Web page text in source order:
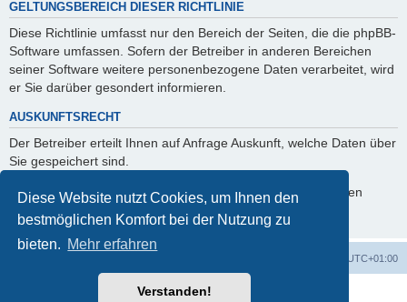
Diese Website nutzt Cookies, um Ihnen den
bestmöglichen Komfort bei der Nutzung zu
bieten. Mehr erfahren
Verstanden!
GELTUNGSBEREICH DIESER RICHTLINIE
Diese Richtlinie umfasst nur den Bereich der Seiten, die die phpBB-
Software umfassen. Sofern der Betreiber in anderen Bereichen
seiner Software weitere personenbezogene Daten verarbeitet, wird
er Sie darüber gesondert informieren.
AUSKUNFTSRECHT
Der Betreiber erteilt Ihnen auf Anfrage Auskunft, welche Daten über
Sie gespeichert sind.
Sie können jederzeit die Löschung bzw. Sperrung Ihrer Daten
verlangen. Kontaktieren Sie hierzu bitte den Betreiber.
UTC+01:00
Powered byphpBB® Forum Software © phpBB Limited